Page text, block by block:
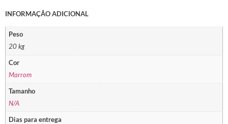
INFORMAÇÃO ADICIONAL
Peso
20 kg
Cor
Marrom
Tamanho
N/A
Dias para entrega